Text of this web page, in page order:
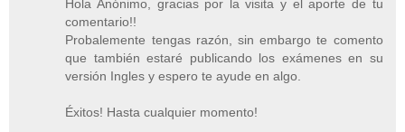
Hola Anónimo, gracias por la visita y el aporte de tu
comentario!!
Probalemente tengas razón, sin embargo te comento
que también estaré publicando los exámenes en su
versión Ingles y espero te ayude en algo.
Éxitos! Hasta cualquier momento!